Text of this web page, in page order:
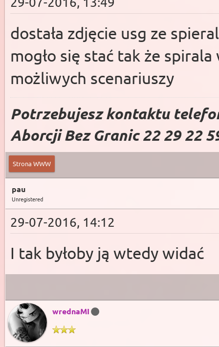
dostała zdjęcie usg ze
mogło się stać tak że
możliwych scenariuszy
Potrzebujesz kontaktu
Aborcji Bez Granic 22 29 22
Strona WWW
pau
Unregistered
29-07-2016, 14:12
I tak byłoby ją wtedy widać
wrednaMI